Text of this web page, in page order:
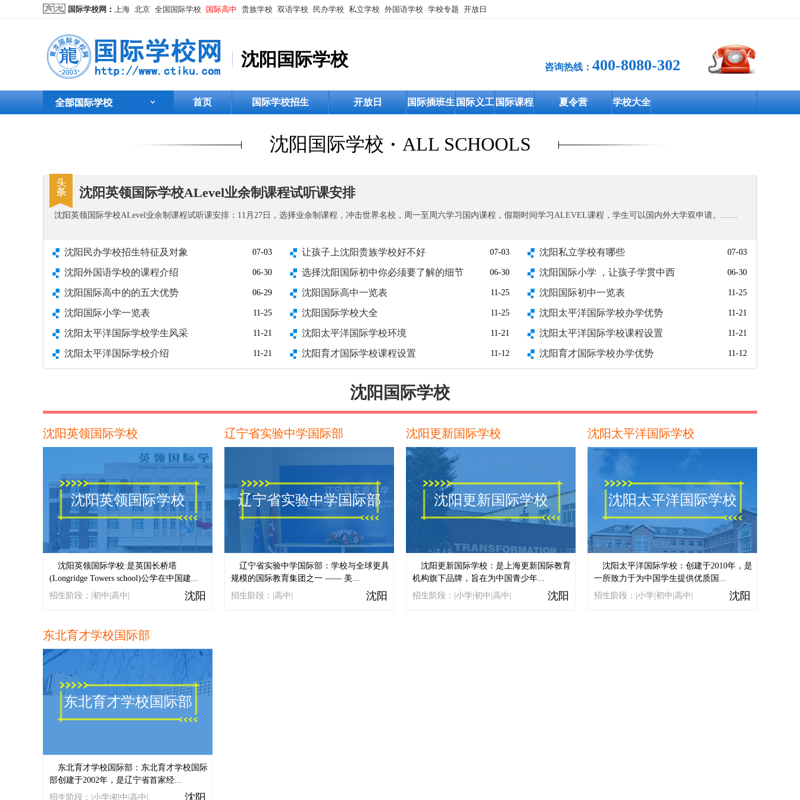
国际学校网 ： 上海 北京 全国国际学校 国际高中 贵族学校 双语学校 民办学校 私立学校 外国语学校 学校专题 开放日
沈阳国际学校 咨询热线： 400-8080-302
首页 国际学校招生 开放日 国际插班生 国际义工 国际课程 夏令营 学校大全
沈阳国际学校 · ALL SCHOOLS
沈阳英领国际学校ALevel业余制课程试听课安排
沈阳英领国际学校ALevel业余制课程试听课安排：11月27日，选择业余制课程，冲击世界名校，周一至周六学习国内课程，假期时间学习ALEVEL课程，学生可以国内外大学双申请。……
沈阳民办学校招生特征及对象 07-03 让孩子上沈阳贵族学校好不好 07-03 沈阳私立学校有哪些 07-03
沈阳外国语学校的课程介绍 06-30 选择沈阳国际初中你必须要了解的细节 06-30 沈阳国际小学 ，让孩子学贯中西 06-30
沈阳国际高中的的五大优势 06-29 沈阳国际高中一览表 11-25 沈阳国际初中一览表 11-25
沈阳国际小学一览表 11-25 沈阳国际学校大全 11-25 沈阳太平洋国际学校办学优势 11-21
沈阳太平洋国际学校学生风采 11-21 沈阳太平洋国际学校环境 11-21 沈阳太平洋国际学校课程设置 11-21
沈阳太平洋国际学校介绍 11-21 沈阳育才国际学校课程设置 11-12 沈阳育才国际学校办学优势 11-12
沈阳国际学校
沈阳英领国际学校
沈阳英领国际学校
沈阳英领国际学校:是英国长桥塔
(Longridge Towers school)公学在中国建...
招生阶段：|初中|高中|
沈阳
辽宁省实验中学国际部
辽宁省实验中学国际部
辽宁省实验中学国际部：学校与全球更具
规模的国际教育集团之一 —— 美...
招生阶段：|高中|
沈阳
沈阳更新国际学校
沈阳更新国际学校
沈阳更新国际学校：是上海更新国际教育
机构旗下品牌，旨在为中国青少年...
招生阶段：|小学|初中|高中|
沈阳
沈阳太平洋国际学校
沈阳太平洋国际学校
沈阳太平洋国际学校：创建于2010年，是
一所致力于为中国学生提供优质国...
招生阶段：|小学|初中|高中|
沈阳
东北育才学校国际部
东北育才学校国际部
东北育才学校国际部：东北育才学校国际
部创建于2002年，是辽宁省首家经...
招生阶段：|小学|初中|高中|
沈阳